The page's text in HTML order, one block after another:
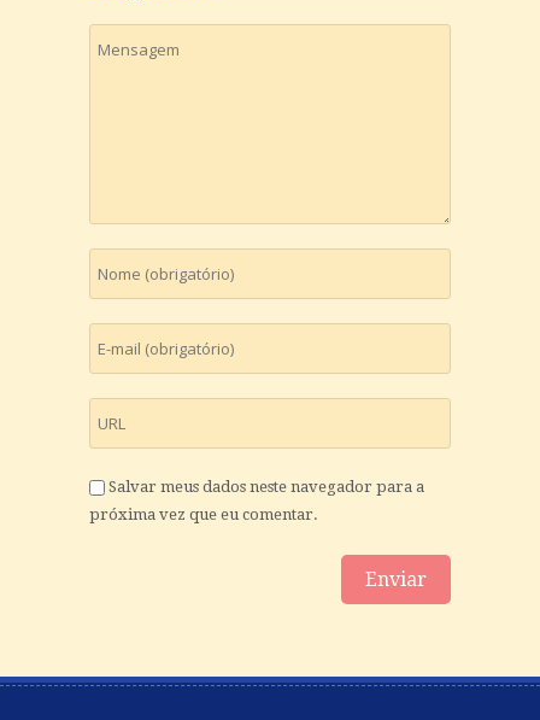
Salvar meus dados neste navegador para a
próxima vez que eu comentar.